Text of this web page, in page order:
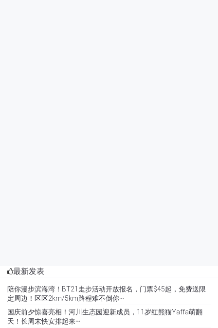
最新发表
陪你漫步滨海湾！BT21走步活动开放报名，门票$45起，免费送限
定周边！区区2km/5km路程难不倒你~
国庆前夕惊喜亮相！河川生态园迎新成员，11岁红熊猫Yaffa萌翻
天！长周末快安排起来~